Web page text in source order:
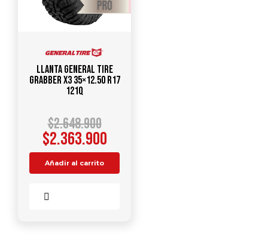
Llanta GENERAL TIRE
Grabber X3 35×12.50 R17
121Q
$2.648.900
$2.363.900
Añadir al carrito